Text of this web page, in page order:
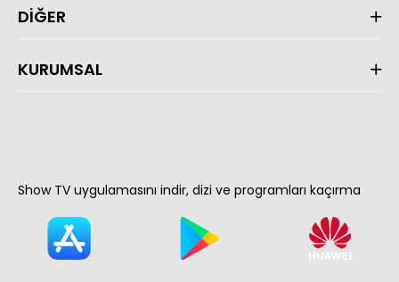
DİĞER
KURUMSAL
Show TV uygulamasını indir, dizi ve programları kaçırma